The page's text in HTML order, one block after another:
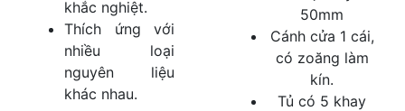
khắc nghiệt.
Thích ứng với
nhiều loại
nguyên liệu
khác nhau.
50mm
Cánh cửa 1 cái,
có zoăng làm
kín.
Tủ có 5 khay